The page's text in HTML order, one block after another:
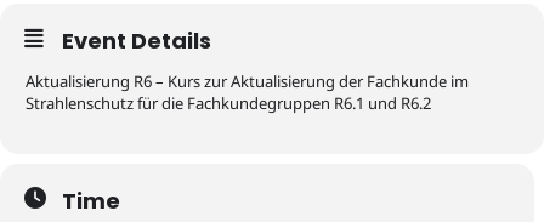
Event Details
Aktualisierung R6 – Kurs zur Aktualisierung der Fachkunde im
Strahlenschutz für die Fachkundegruppen R6.1 und R6.2
Time